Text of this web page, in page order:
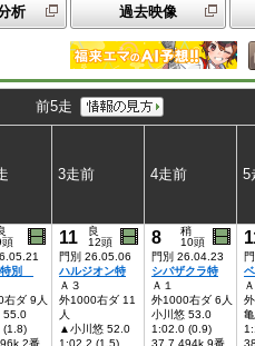
析 過去映像
前5走
3走前 4走前 5
頭
特別
ダ 9人
55.0
(1.8)
2番
11
良
12頭
門別 26.05.06
ハルジオン特
Ａ３
外1000右ダ 11
人
▲小川悠 52.0
1:02.2 (1.5)
8
稍
10頭
門別 26.04.23
シバザクラ特
Ａ１
外1000右ダ 6人
小川悠 53.0
1:02.0 (0.9)
37.7 494k 9番